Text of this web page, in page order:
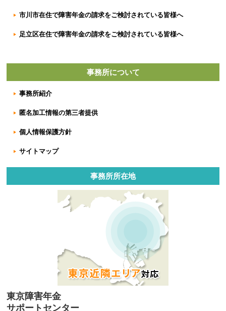
市川市在住で障害年金の請求をご検討されている皆様へ
足立区在住で障害年金の請求をご検討されている皆様へ
事務所について
事務所紹介
匿名加工情報の第三者提供
個人情報保護方針
サイトマップ
事務所所在地
東京障害年金
サポートセンター